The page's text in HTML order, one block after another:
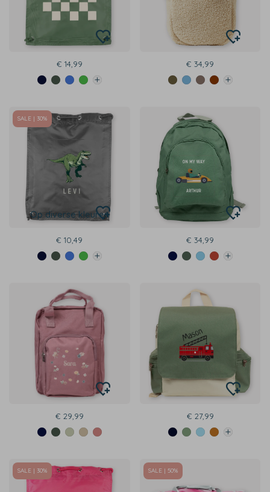
€ 14,99 € 34,99
Op diverse kleuren
SALE | 30%
€ 10,49 € 34,99
€ 29,99 € 27,99
SALE | 30% SALE | 50%